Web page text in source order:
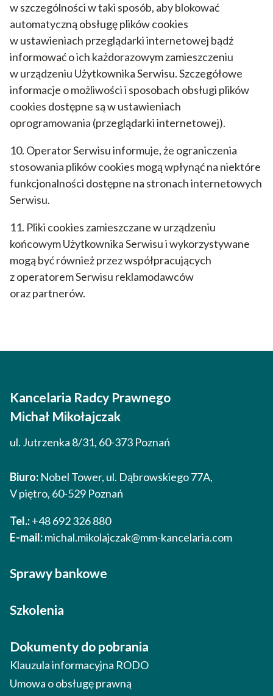
w szczególności w taki sposób, aby blokować
automatyczną obsługę plików cookies
w ustawieniach przeglądarki internetowej bądź
informować o ich każdorazowym zamieszczeniu
w urządzeniu Użytkownika Serwisu. Szczegółowe
informacje o możliwości i sposobach obsługi plików
cookies dostępne są w ustawieniach
oprogramowania (przeglądarki internetowej).
10. Operator Serwisu informuje, że ograniczenia
stosowania plików cookies mogą wpłynąć na niektóre
funkcjonalności dostępne na stronach internetowych
Serwisu.
11. Pliki cookies zamieszczane w urządzeniu
końcowym Użytkownika Serwisu i wykorzystywane
mogą być również przez współpracujących
z operatorem Serwisu reklamodawców
oraz partnerów.
Kancelaria Radcy Prawnego
Michał Mikołajczak
ul. Jutrzenka 8/31, 60-373 Poznań
Biuro: Nobel Tower, ul. Dąbrowskiego 77A,
V piętro, 60-529 Poznań
Tel.:+48 692 326 880
E-mail:michal.mikolajczak@mm-kancelaria.com
Sprawy bankowe
Szkolenia
Dokumenty do pobrania
Klauzula informacyjna RODO
Umowa o obsługę prawną